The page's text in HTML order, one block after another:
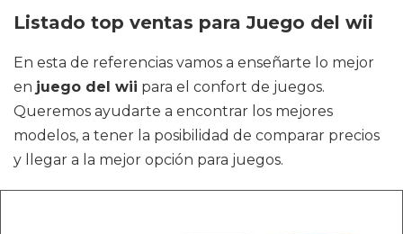
Listado top ventas para Juego del wii
En esta de referencias vamos a enseñarte lo mejor
en juego del wii para el confort de juegos.
Queremos ayudarte a encontrar los mejores
modelos, a tener la posibilidad de comparar precios
y llegar a la mejor opción para juegos.